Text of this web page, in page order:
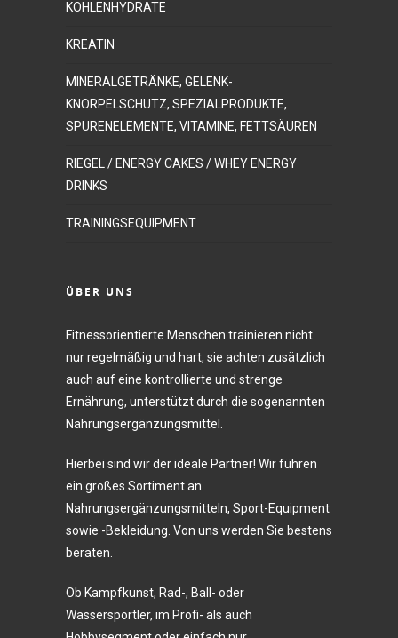
KOHLENHYDRATE
KREATIN
MINERALGETRÄNKE, GELENK-
KNORPELSCHUTZ, SPEZIALPRODUKTE,
SPURENELEMENTE, VITAMINE, FETTSÄUREN
RIEGEL / ENERGY CAKES / WHEY ENERGY
DRINKS
TRAININGSEQUIPMENT
ÜBER UNS
Fitnessorientierte Menschen trainieren nicht
nur regelmäßig und hart, sie achten zusätzlich
auch auf eine kontrollierte und strenge
Ernährung, unterstützt durch die sogenannten
Nahrungsergänzungsmittel.
Hierbei sind wir der ideale Partner! Wir führen
ein großes Sortiment an
Nahrungsergänzungsmitteln, Sport-Equipment
sowie -Bekleidung. Von uns werden Sie bestens
beraten.
Ob Kampfkunst, Rad-, Ball- oder
Wassersportler, im Profi- als auch